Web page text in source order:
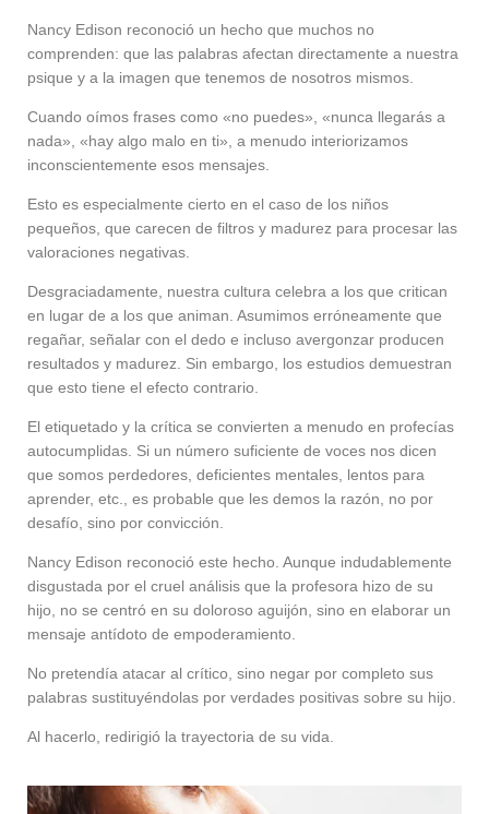
Nancy Edison reconoció un hecho que muchos no
comprenden: que las palabras afectan directamente a nuestra
psique y a la imagen que tenemos de nosotros mismos.
Cuando oímos frases como «no puedes», «nunca llegarás a
nada», «hay algo malo en ti», a menudo interiorizamos
inconscientemente esos mensajes.
Esto es especialmente cierto en el caso de los niños
pequeños, que carecen de filtros y madurez para procesar las
valoraciones negativas.
Desgraciadamente, nuestra cultura celebra a los que critican
en lugar de a los que animan. Asumimos erróneamente que
regañar, señalar con el dedo e incluso avergonzar producen
resultados y madurez. Sin embargo, los estudios demuestran
que esto tiene el efecto contrario.
El etiquetado y la crítica se convierten a menudo en profecías
autocumplidas. Si un número suficiente de voces nos dicen
que somos perdedores, deficientes mentales, lentos para
aprender, etc., es probable que les demos la razón, no por
desafío, sino por convicción.
Nancy Edison reconoció este hecho. Aunque indudablemente
disgustada por el cruel análisis que la profesora hizo de su
hijo, no se centró en su doloroso aguijón, sino en elaborar un
mensaje antídoto de empoderamiento.
No pretendía atacar al crítico, sino negar por completo sus
palabras sustituyéndolas por verdades positivas sobre su hijo.
Al hacerlo, redirigió la trayectoria de su vida.